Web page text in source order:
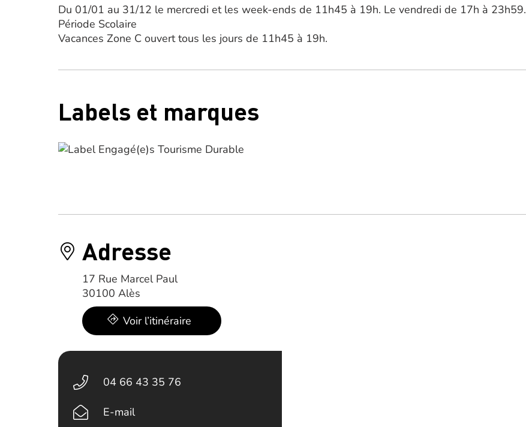
Du 01/01 au 31/12 le mercredi et les week-ends de 11h45 à 19h. Le vendredi de 17h à 23h59.
Période Scolaire
Vacances Zone C ouvert tous les jours de 11h45 à 19h.
Labels et marques
Adresse
17 Rue Marcel Paul
30100 Alès
Voir l’itinéraire
04 66 43 35 76
E-mail